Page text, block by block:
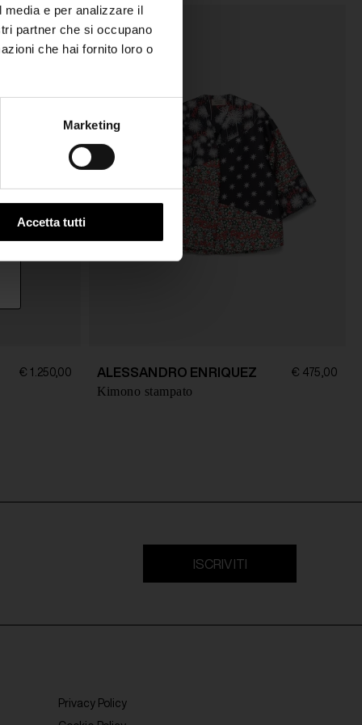
e per analizzare il
partner che si occupano
che hai fornito loro o
Marketing
Accetta tutti
€ 1.250,00 ALESSANDRO ENRIQUEZ € 475,00
Kimono stampato
ISCRIVITI
Privacy Policy